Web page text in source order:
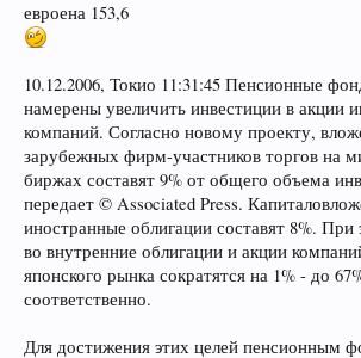
евроена 153,6
10.12.2006, Токио 11:31:45 Пенсионные
намерены увеличить инвестиции в акции
компаний. Согласно новому проекту,
зарубежных фирм-участников торгов на
биржах составят 9% от общего объема
передает © Associated Press.
иностранные облигации составят 8%. При
во внутренние облигации и акции
японского рынка сократятся на 1% - до
соответственно.
Для достижения этих целей пенсионным